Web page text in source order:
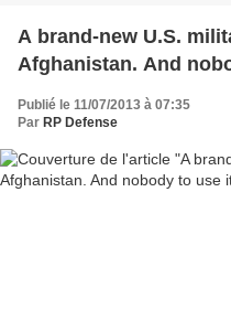
A brand-new U.S.
Afghanistan. And
Publié le 11/07/2013 à 07:35
Par RP Defense